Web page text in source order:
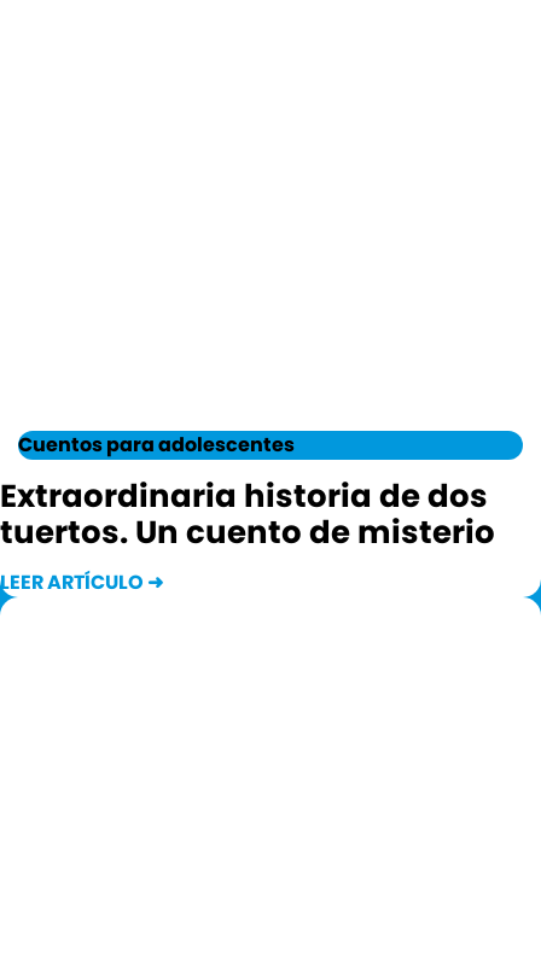
Cuentos para adolescentes
Extraordinaria historia de dos
tuertos. Un cuento de misterio
LEER ARTÍCULO ➜